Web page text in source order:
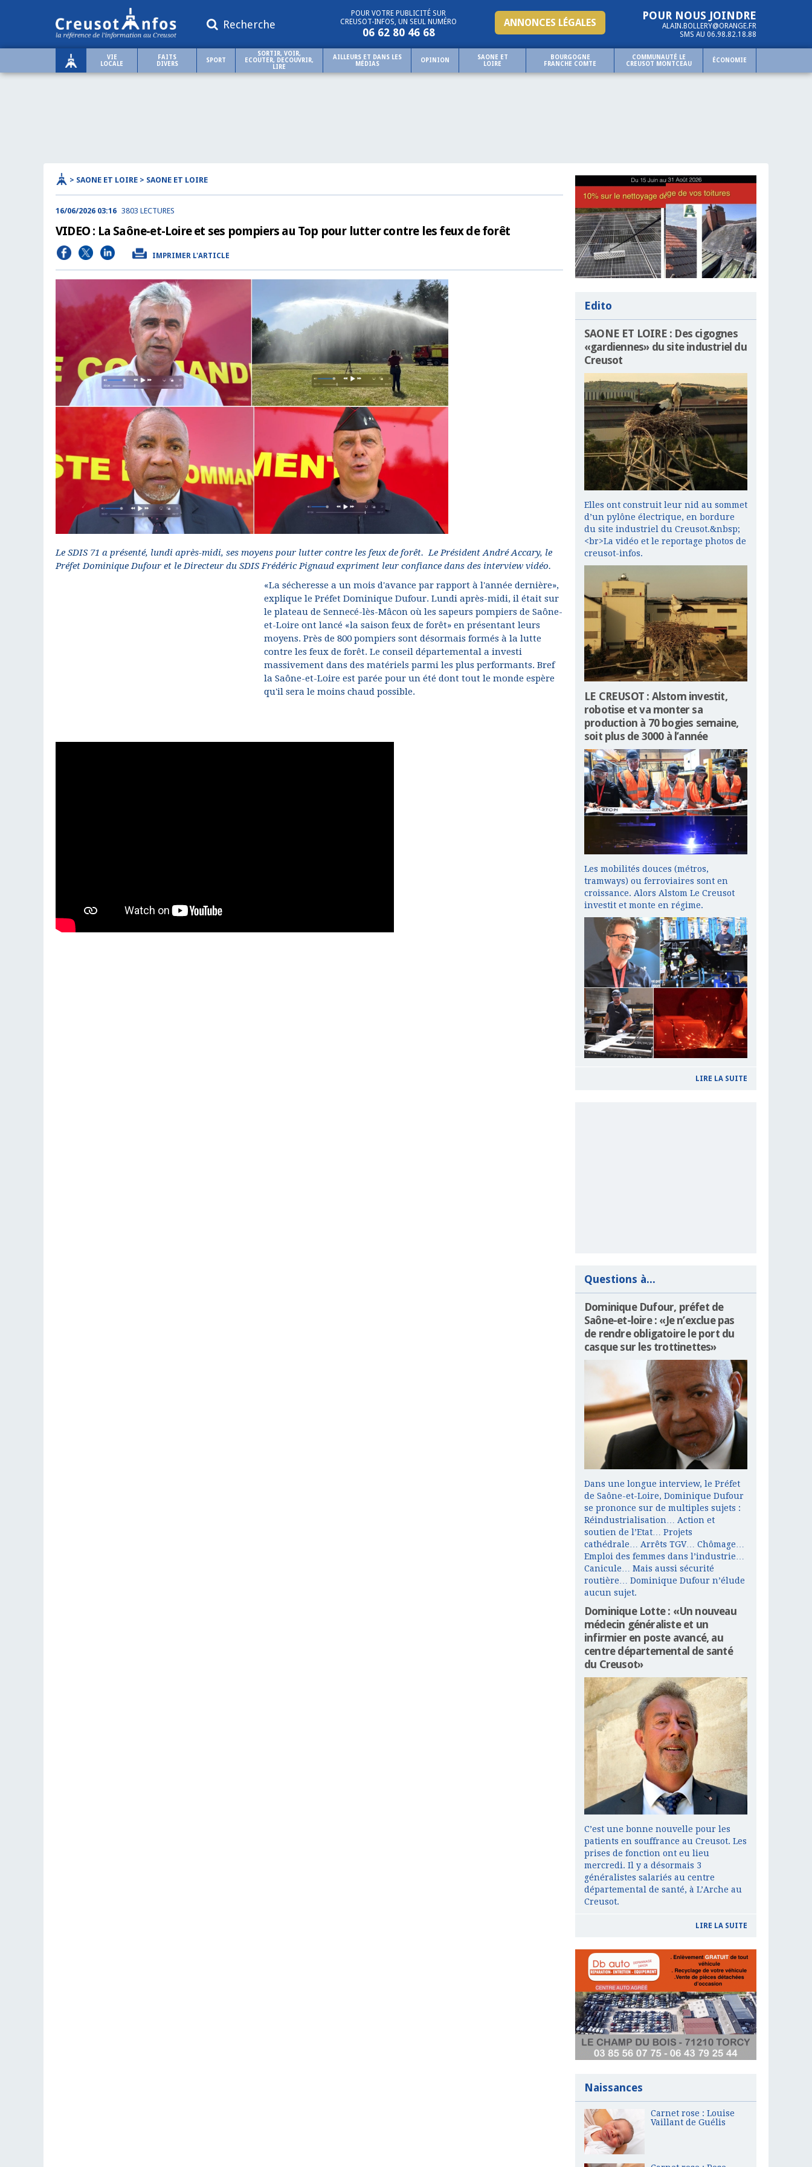
Recherche
POUR NOUS JOINDRE
ALAIN.BOLLERY@ORANGE.FR
SMS AU 06.98.82.18.88
ANNONCES LÉGALES
POUR VOTRE PUBLICITÉ SUR
CREUSOT-INFOS, UN SEUL NUMÉRO
06 62 80 46 68
VIE
LOCALE
FAITS
DIVERS
SPORT
SORTIR, VOIR,
ECOUTER, DECOUVRIR,
LIRE
AILLEURS ET DANS LES
MÉDIAS
OPINION
SAONE ET
LOIRE
BOURGOGNE
FRANCHE COMTE
COMMUNAUTÉ LE
CREUSOT MONTCEAU
ÉCONOMIE
> SAONE ET LOIRE > SAONE ET LOIRE
16/06/2026 03:16 3803 LECTURES
VIDEO : La Saône-et-Loire et ses pompiers au Top pour lutter contre les feux de forêt
IMPRIMER L'ARTICLE
Le SDIS 71 a présenté, lundi après-midi, ses moyens pour lutter contre les feux de forêt. Le Président André Accary, le
Préfet Dominique Dufour et le Directeur du SDIS Frédéric Pignaud expriment leur confiance dans des interview vidéo.
«La sécheresse a un mois d'avance par rapport à l'année dernière»,
explique le Préfet Dominique Dufour. Lundi après-midi, il était sur
le plateau de Sennecé-lès-Mâcon où les sapeurs pompiers de Saône-
et-Loire ont lancé «la saison feux de forêt» en présentant leurs
moyens. Près de 800 pompiers sont désormais formés à la lutte
contre les feux de forêt. Le conseil départemental a investi
massivement dans des matériels parmi les plus performants. Bref
la Saône-et-Loire est parée pour un été dont tout le monde espère
qu'il sera le moins chaud possible.
Edito
SAONE ET LOIRE : Des cigognes
«gardiennes» du site industriel du
Creusot
Elles ont construit leur nid au sommet
d’un pylône électrique, en bordure
du site industriel du Creusot.&nbsp;
<br>La vidéo et le reportage photos de
creusot-infos.
LE CREUSOT : Alstom investit,
robotise et va monter sa
production à 70 bogies semaine,
soit plus de 3000 à l’année
Les mobilités douces (métros,
tramways) ou ferroviaires sont en
croissance. Alors Alstom Le Creusot
investit et monte en régime.
LIRE LA SUITE
Questions à...
Dominique Dufour, préfet de
Saône-et-loire : «Je n’exclue pas
de rendre obligatoire le port du
casque sur les trottinettes»
Dans une longue interview, le Préfet
de Saône-et-Loire, Dominique Dufour
se prononce sur de multiples sujets :
Réindustrialisation… Action et
soutien de l’Etat… Projets
cathédrale… Arrêts TGV… Chômage…
Emploi des femmes dans l’industrie…
Canicule… Mais aussi sécurité
routière… Dominique Dufour n’élude
aucun sujet.
Dominique Lotte : «Un nouveau
médecin généraliste et un
infirmier en poste avancé, au
centre départemental de santé
du Creusot»
C’est une bonne nouvelle pour les
patients en souffrance au Creusot. Les
prises de fonction ont eu lieu
mercredi. Il y a désormais 3
généralistes salariés au centre
départemental de santé, à L’Arche au
Creusot.
LIRE LA SUITE
Naissances
Carnet rose : Louise
Vaillant de Guélis